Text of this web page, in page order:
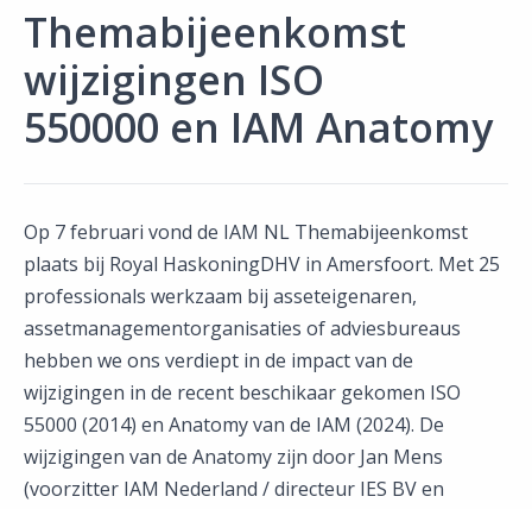
Themabijeenkomst
wijzigingen ISO
550000 en IAM Anatomy
Op 7 februari vond de IAM NL Themabijeenkomst
plaats bij Royal HaskoningDHV in Amersfoort. Met 25
professionals werkzaam bij asseteigenaren,
assetmanagementorganisaties of adviesbureaus
hebben we ons verdiept in de impact van de
wijzigingen in de recent beschikaar gekomen ISO
55000 (2014) en Anatomy van de IAM (2024). De
wijzigingen van de Anatomy zijn door Jan Mens
(voorzitter IAM Nederland / directeur IES BV en